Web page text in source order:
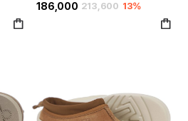
186,000 213,600 13%